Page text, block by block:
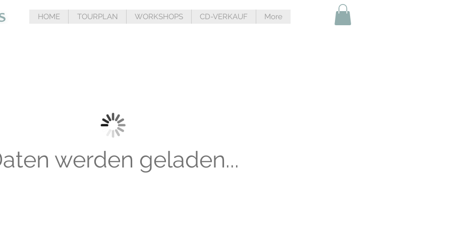
HOME TOURPLAN WORKSHOPS CD-VERKAUF More
werden geladen...